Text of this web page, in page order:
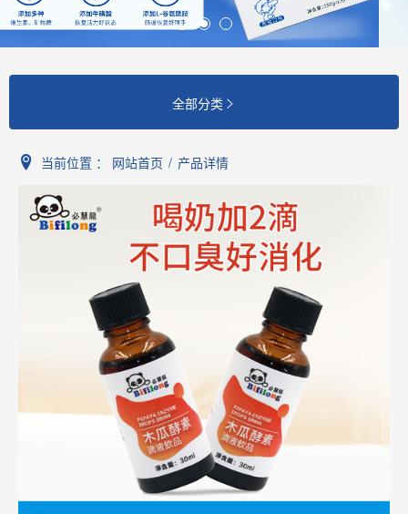
全部分类 
当前位置 ： 网站首页 / 产品详情